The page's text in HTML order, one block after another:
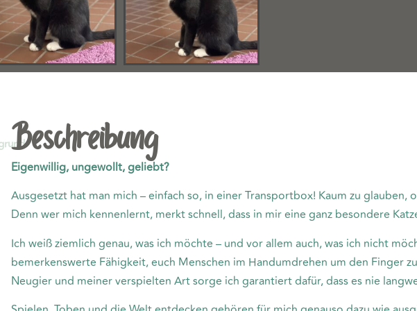
Beschreibung
Eigenwillig, ungewollt, geliebt?
Ausgesetzt hat man mich – einfach so, in einer Transportbox! Kaum zu glauben,
Denn wer mich kennenlernt, merkt schnell, dass in mir eine ganz besondere
Ich weiß ziemlich genau, was ich möchte – und vor allem auch, was ich nicht
bemerkenswerte Fähigkeit, euch Menschen im Handumdrehen um den Finger
Neugier und meiner verspielten Art sorge ich garantiert dafür, dass es nie